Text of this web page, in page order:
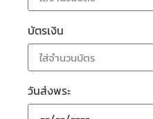
บัตรเงิน
วันส่งพระ